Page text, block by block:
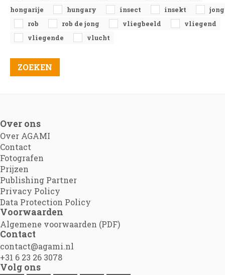
hongarije
hungary insect insekt
jong
rob
rob de jong vliegbeeld
vliegend
vliegende
vlucht
Over ons
Over AGAMI
Contact
Fotografen
Prijzen
Publishing Partner
Privacy Policy
Data Protection Policy
Voorwaarden
Algemene voorwaarden (PDF)
Contact
contact@agami.nl
+31 6 23 26 3078
Volg ons